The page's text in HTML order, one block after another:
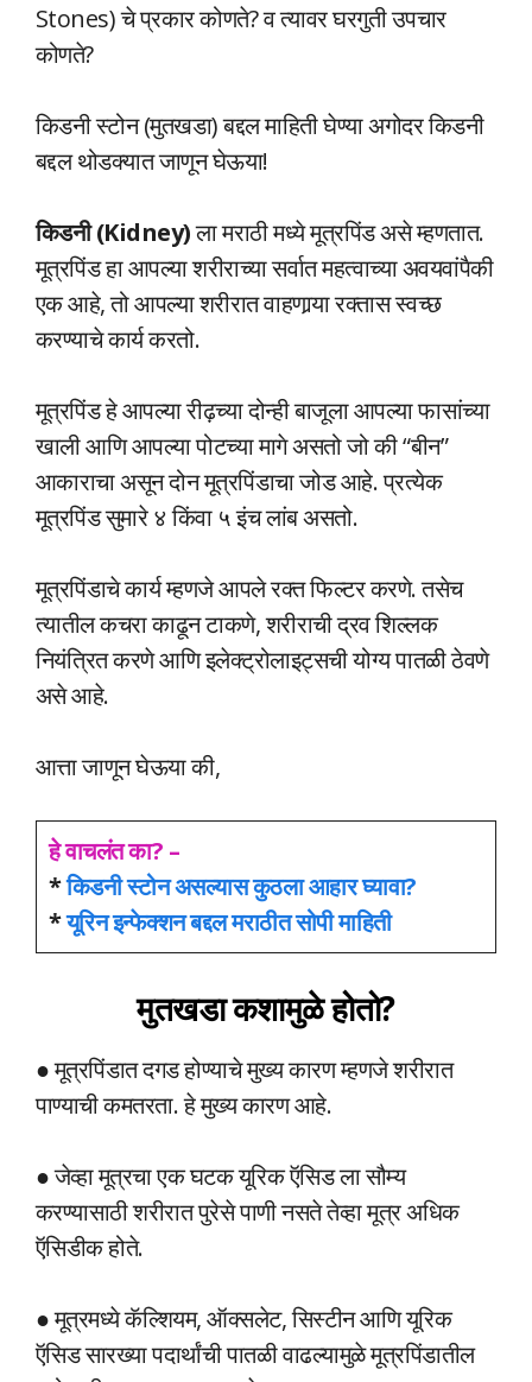
Stones) चे प्रकार कोणते? व त्यावर घरगुती उपचार
कोणते?
किडनी स्टोन (मुतखडा) बद्दल माहिती घेण्या अगोदर किडनी
बद्दल थोडक्यात जाणून घेऊया!
किडनी (Kidney)ला मराठी मध्ये मूत्रपिंड असे म्हणतात.
मूत्रपिंड हा आपल्या शरीराच्या सर्वात महत्वाच्या अवयवांपैकी
एक आहे, तो आपल्या शरीरात वाहणार्‍या रक्तास स्वच्छ
करण्याचे कार्य करतो.
मूत्रपिंड हे आपल्या रीढ़च्या दोन्ही बाजूला आपल्या फासांच्या
खाली आणि आपल्या पोटच्या मागे असतो जो की “बीन”
आकाराचा असून दोन मूत्रपिंडाचा जोड आहे. प्रत्येक
मूत्रपिंड सुमारे ४ किंवा ५ इंच लांब असतो.
मूत्रपिंडाचे कार्य म्हणजे आपले रक्त फिल्टर करणे. तसेच
त्यातील कचरा काढून टाकणे, शरीराची द्रव शिल्लक
नियंत्रित करणे आणि इलेक्ट्रोलाइट्सची योग्य पातळी ठेवणे
असे आहे.
आत्ता जाणून घेऊया की,
हे वाचलंत का? –
*किडनी स्टोन असल्यास कुठला आहार घ्यावा?
*यूरिन इन्फेक्शन बद्दल मराठीत सोपी माहिती
मुतखडा कशामुळे होतो?
● मूत्रपिंडात दगड होण्याचे मुख्य कारण म्हणजे शरीरात
पाण्याची कमतरता. हे मुख्य कारण आहे.
● जेव्हा मूत्रचा एक घटक यूरिक ऍसिड ला सौम्य
करण्यासाठी शरीरात पुरेसे पाणी नसते तेव्हा मूत्र अधिक
ऍसिडीक होते.
● मूत्रमध्ये कॅल्शियम, ऑक्सलेट, सिस्टीन आणि यूरिक
ऍसिड सारख्या पदार्थांची पातळी वाढल्यामुळे मूत्रपिंडातील